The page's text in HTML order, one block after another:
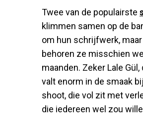
Twee van de populairste
klimmen samen op de
om hun schrijfwerk,
behoren ze misschien
maanden. Zeker Lale
valt enorm in de smaak
shoot, die vol zit met
die iedereen wel zou